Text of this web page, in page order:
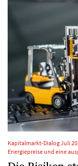
Kapitalmarkt-Dialog Juli
Energiepreise und eine